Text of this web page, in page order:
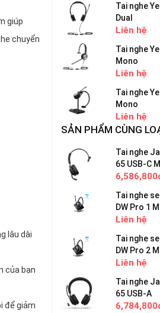
giúp
chuyển
lâu dài
của bạn
để giảm
Tai nghe
Dual
Liên hệ
Tai nghe
Mono
Liên hệ
Tai nghe
Mono
Liên hệ
SẢN PHẨM CÙNG
Tai nghe
65 USB-C
Tai nghe
DW Pro 1
Liên hệ
Tai nghe
DW Pro 2
Liên hệ
Tai nghe
65 USB-A